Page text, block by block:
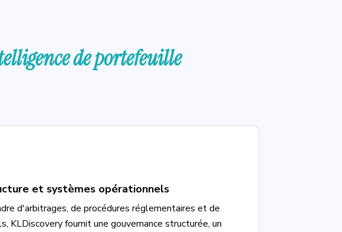
de portefeuille
et systèmes opérationnels
d'arbitrages, de procédures réglementaires et de
KLDiscovery fournit une gouvernance structurée, un